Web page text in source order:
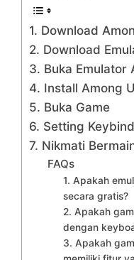
1. Download
2. Download
3. Buka Emulator
4. Install Among
5. Buka Game
6. Setting
7. Nikmati
FAQs
1. Apakah
secara gratis?
2. Apakah
dengan
3. Apakah